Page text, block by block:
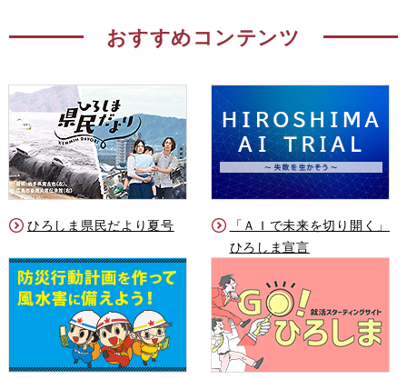
おすすめコンテンツ
ひろしま県民だより夏号
「ＡＩで未来を切り開く」
ひろしま宣言